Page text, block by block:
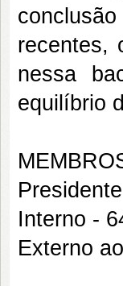
recentes,
nessa
equilíbrio
Interno -
Externo